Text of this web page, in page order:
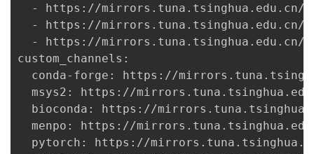
- https://mirrors.tuna.tsinghua.edu.cn/
- https://mirrors.tuna.tsinghua.edu.cn/
- https://mirrors.tuna.tsinghua.edu.cn/
custom_channels:
conda-forge: https://
msys2: https://
bioconda: https://
menpo: https://
pytorch: https://